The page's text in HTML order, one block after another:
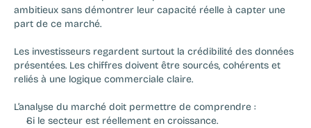
ambitieux sans démontrer leur capacité réelle à capter une
part de ce marché.
Les investisseurs regardent surtout la crédibilité des données
présentées. Les chiffres doivent être sourcés, cohérents et
reliés à une logique commerciale claire.
L’analyse du marché doit permettre de comprendre :
Si le secteur est réellement en croissance.